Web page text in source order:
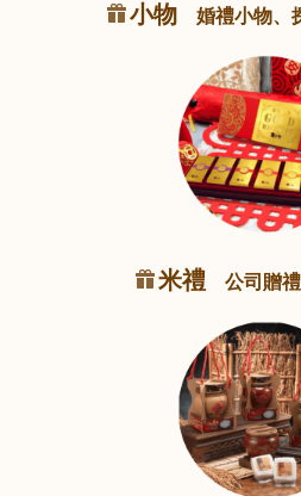
小物 婚禮小物、
米禮 公司贈